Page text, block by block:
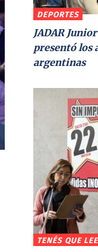
DEPORTES
JADAR
presentó los
argentinas
TENÉS QUE